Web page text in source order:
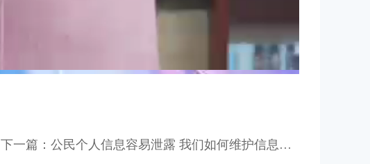
下一篇：公民个人信息容易泄露 我们如何维护信息安